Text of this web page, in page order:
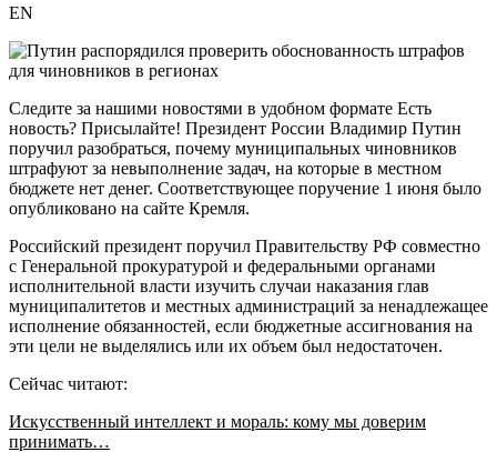
EN
Следите за нашими новостями в удобном формате Есть
новость? Присылайте! Президент России Владимир Путин
поручил разобраться, почему муниципальных чиновников
штрафуют за невыполнение задач, на которые в местном
бюджете нет денег. Соответствующее поручение 1 июня было
опубликовано на сайте Кремля.
Российский президент поручил Правительству РФ совместно
с Генеральной прокуратурой и федеральными органами
исполнительной власти изучить случаи наказания глав
муниципалитетов и местных администраций за ненадлежащее
исполнение обязанностей, если бюджетные ассигнования на
эти цели не выделялись или их объем был недостаточен.
Сейчас читают:
Искусственный интеллект и мораль: кому мы доверим
принимать…